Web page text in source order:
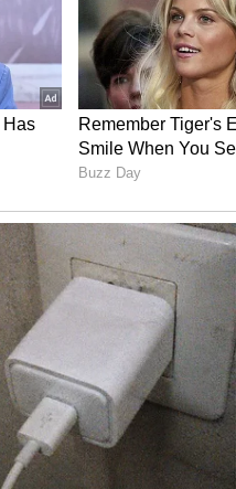
దేవతపై అపారమైన భక్తి.
వాటిని శుభసూచకంగా
చేసిన వారికి శిక్షలు కూడా